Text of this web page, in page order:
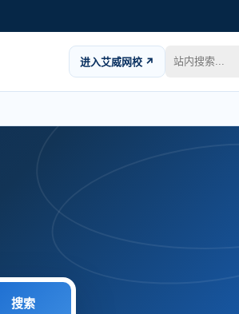
进入艾威网校 ↗
搜索